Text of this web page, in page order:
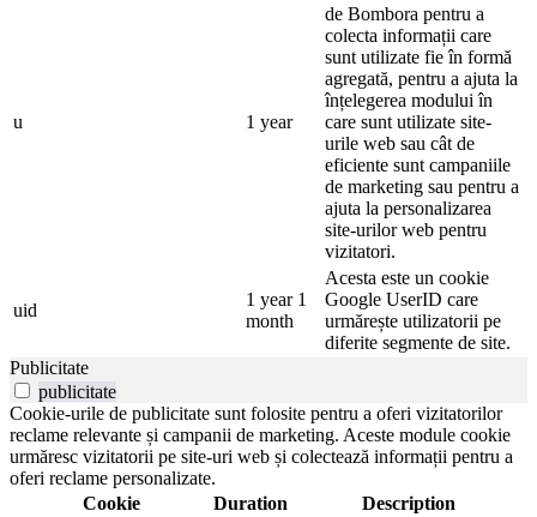
u 1 year
de Bombora pentru a
colecta informații care
sunt utilizate fie în formă
agregată, pentru a ajuta la
înțelegerea modului în
care sunt utilizate site-
urile web sau cât de
eficiente sunt campaniile
de marketing sau pentru a
ajuta la personalizarea
site-urilor web pentru
vizitatori.
uid
1 year 1
month
Acesta este un cookie
Google UserID care
urmărește utilizatorii pe
diferite segmente de site.
Publicitate
publicitate
Cookie-urile de publicitate sunt folosite pentru a oferi vizitatorilor
reclame relevante și campanii de marketing. Aceste module cookie
urmăresc vizitatorii pe site-uri web și colectează informații pentru a
oferi reclame personalizate.
Cookie
Duration Description